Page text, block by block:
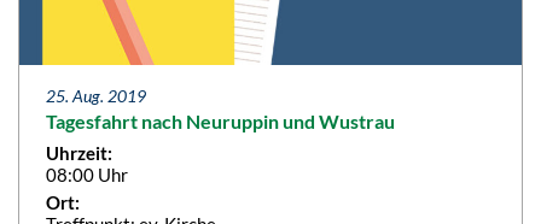
25. Aug. 2019
Tagesfahrt nach Neuruppin und Wustrau
Uhrzeit:
08:00 Uhr
Ort: